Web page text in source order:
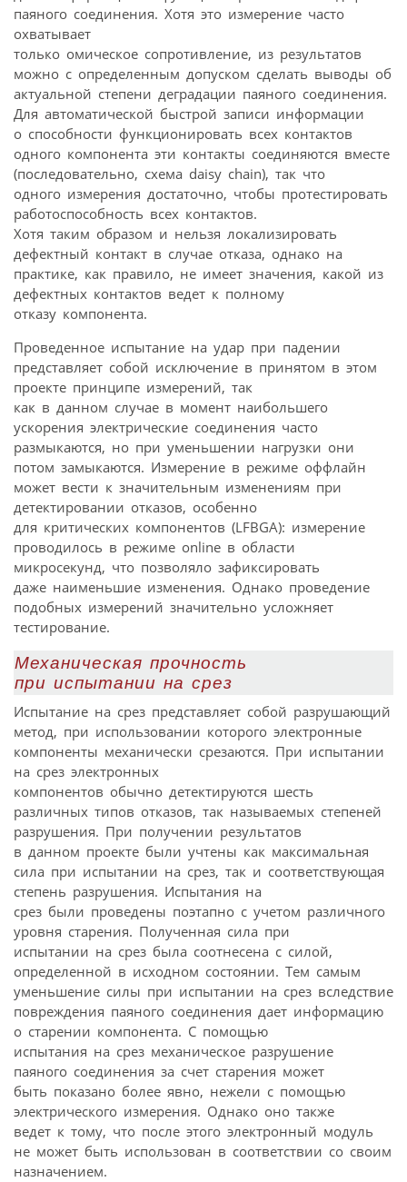
паяного соединения. Хотя это измерение часто
охватывает
только омическое сопротивление, из результатов
можно с определенным допуском сделать выводы об
актуальной степени деградации паяного соединения.
Для автоматической быстрой записи информации
о способности функционировать всех контактов
одного компонента эти контакты соединяются вместе
(последовательно, схема daisy chain), так что
одного измерения достаточно, чтобы протестировать
работоспособность всех контактов.
Хотя таким образом и нельзя локализировать
дефектный контакт в случае отказа, однако на
практике, как правило, не имеет значения, какой из
дефектных контактов ведет к полному
отказу компонента.
Проведенное испытание на удар при падении
представляет собой исключение в принятом в этом
проекте принципе измерений, так
как в данном случае в момент наибольшего
ускорения электрические соединения часто
размыкаются, но при уменьшении нагрузки они
потом замыкаются. Измерение в режиме оффлайн
может вести к значительным изменениям при
детектировании отказов, особенно
для критических компонентов (LFBGA): измерение
проводилось в режиме online в области
микросекунд, что позволяло зафиксировать
даже наименьшие изменения. Однако проведение
подобных измерений значительно усложняет
тестирование.
Механическая прочность
при испытании на срез
Испытание на срез представляет собой разрушающий
метод, при использовании которого электронные
компоненты механически срезаются. При испытании
на срез электронных
компонентов обычно детектируются шесть
различных типов отказов, так называемых степеней
разрушения. При получении результатов
в данном проекте были учтены как максимальная
сила при испытании на срез, так и соответствующая
степень разрушения. Испытания на
срез были проведены поэтапно c учетом различного
уровня старения. Полученная сила при
испытании на срез была соотнесена с силой,
определенной в исходном состоянии. Тем самым
уменьшение силы при испытании на срез вследствие
повреждения паяного соединения дает информацию
о старении компонента. С помощью
испытания на срез механическое разрушение
паяного соединения за счет старения может
быть показано более явно, нежели с помощью
электрического измерения. Однако оно также
ведет к тому, что после этого электронный модуль
не может быть использован в соответствии со своим
назначением.